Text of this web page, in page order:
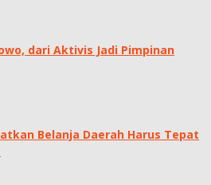
dari Aktivis Jadi Pimpinan
Belanja Daerah Harus Tepat